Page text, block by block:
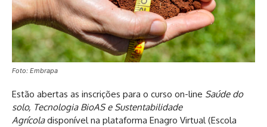
Foto: Embrapa
Estão abertas as inscrições para o curso on-line Saúde do
solo, Tecnologia BioAS e Sustentabilidade
Agrícoladisponível na plataforma Enagro Virtual (Escola